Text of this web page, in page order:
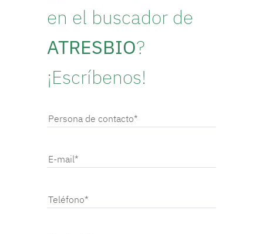
en el buscador de
ATRESBIO?
¡Escríbenos!